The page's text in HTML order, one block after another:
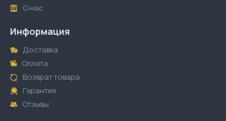
О нас
Информация
Доставка
Оплата
Возврат товара
Гарантия
Отзывы